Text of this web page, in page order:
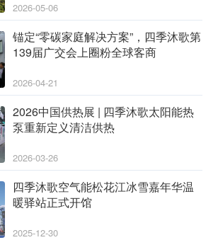
2026-05-06
锚定“零碳家庭解决方案”，四季沐歌第
139届广交会上圈粉全球客商
2026-04-21
2026中国供热展 | 四季沐歌太阳能热
泵重新定义清洁供热
2026-03-26
四季沐歌空气能松花江冰雪嘉年华温
暖驿站正式开馆
2025-12-30